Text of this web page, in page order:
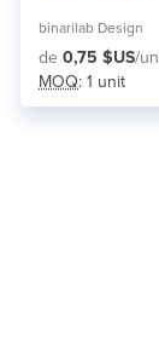
binarilab Design
de 0,75 $US/
MOQ: 1 unit